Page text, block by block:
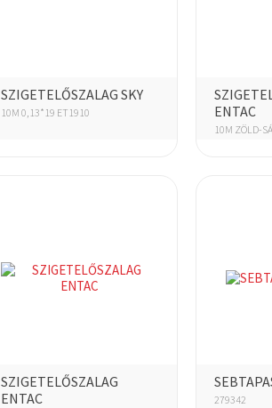
SZIGETELŐSZALAG SKY
10M 0,13*19 ET1910
ENTAC
10M ZÖLD-
SZIGETELŐSZALAG
ENTAC
279342